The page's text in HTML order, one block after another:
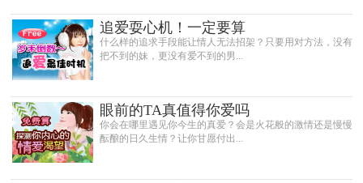
追爱耍心机！一定要算
什么样的追求手段能让情人无法招架？只要用对方法，没有
把不到的妹，更没有爱不到的男...
眼前的TA真值得你爱吗
你会在哪里遇见你今生的真爱？会是火花般的激情还是慢慢
酝酿的日久生情？让你甘愿付出...